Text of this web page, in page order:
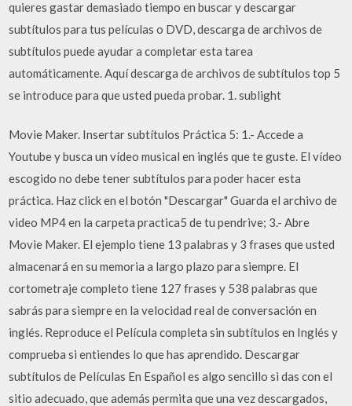
quieres gastar demasiado tiempo en buscar y descargar
subtítulos para tus películas o DVD, descarga de archivos de
subtítulos puede ayudar a completar esta tarea
automáticamente. Aquí descarga de archivos de subtítulos top 5
se introduce para que usted pueda probar. 1. sublight
Movie Maker. Insertar subtítulos Práctica 5: 1.- Accede a
Youtube y busca un vídeo musical en inglés que te guste. El vídeo
escogido no debe tener subtítulos para poder hacer esta
práctica. Haz click en el botón "Descargar" Guarda el archivo de
video MP4 en la carpeta practica5 de tu pendrive; 3.- Abre
Movie Maker. El ejemplo tiene 13 palabras y 3 frases que usted
almacenará en su memoria a largo plazo para siempre. El
cortometraje completo tiene 127 frases y 538 palabras que
sabrás para siempre en la velocidad real de conversación en
inglés. Reproduce el Película completa sin subtítulos en Inglés y
comprueba si entiendes lo que has aprendido. Descargar
subtítulos de Películas En Español es algo sencillo si das con el
sitio adecuado, que además permita que una vez descargados,